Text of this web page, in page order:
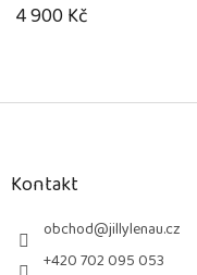
4 900 Kč
Z
Kontakt
obchod@jillylenau.cz
+420 702 095 053